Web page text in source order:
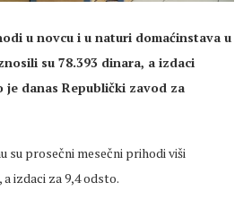
u novcu i u naturi domaćinstava u
su 78.393 dinara, a izdaci
je danas Republički zavod za
su prosečni mesečni prihodi viši
izdaci za 9,4 odsto.